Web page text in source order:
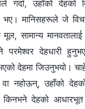
गर्दा, उहाँको देहको
मानिसहरूले जे
सामान्य
परमेश्‍वर देहधारी
देहमा जिउनुभयो।
नहोऊन्, उहाँको
देहको आधारभूत